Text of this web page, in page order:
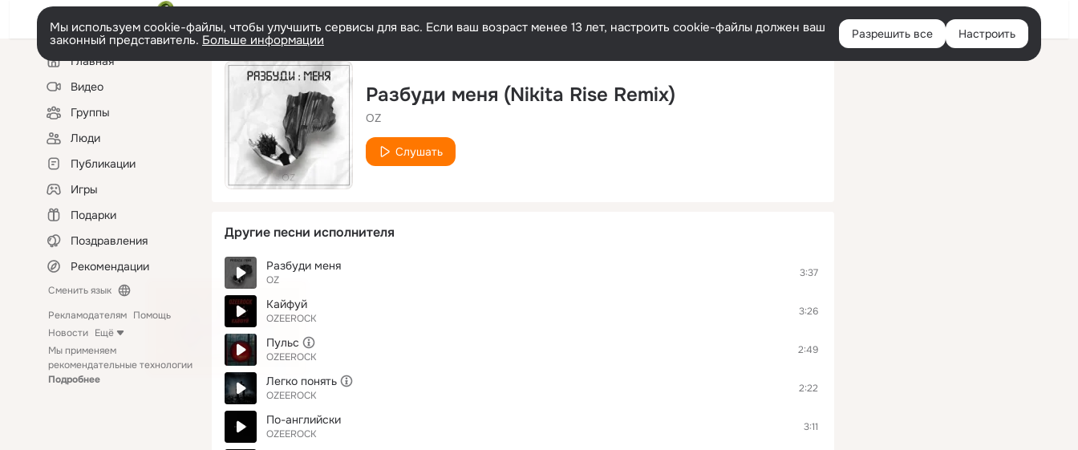
Войти
Мы используем cookie-файлы, чтобы улучшить сервисы для вас. Если ваш возраст менее 13 лет, настроить cookie-файлы должен ваш
законный представитель. Больше информации Разрешить все Настроить
Левая
колонкаГлавная
Видео
Группы
Люди
Публикации
Игры
Подарки
Поздравления
Рекомендации
Сменить язык
Рекламодателям Помощь
Новости Ещё
Мы применяем
рекомендательные технологии
Подробнее
Разбуди меня (Nikita Rise Remix)
OZ
Слушать
Другие песни исполнителя
Разбуди меня
OZ
3:37
Кайфуй
OZEEROCK
3:26
Пульс
OZEEROCK
2:49
Легко понять
OZEEROCK
2:22
По-английски
OZEEROCK
3:11